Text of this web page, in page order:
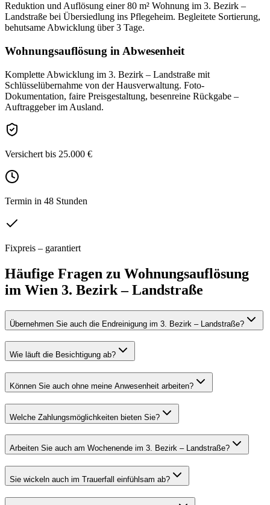
Reduktion und Auflösung einer 80 m² Wohnung im 3. Bezirk –
Landstraße bei Übersiedlung ins Pflegeheim. Begleitete Sortierung,
behutsame Abwicklung über 3 Tage.
Wohnungsauflösung in Abwesenheit
Komplette Abwicklung im 3. Bezirk – Landstraße mit
Schlüsselübernahme von der Hausverwaltung. Foto-
Dokumentation, faire Preisgestaltung, besenreine Rückgabe –
Auftraggeber im Ausland.
Versichert bis 25.000 €
Termin in 48 Stunden
Fixpreis – garantiert
Häufige Fragen zu Wohnungsauflösung
im Wien 3. Bezirk – Landstraße
Übernehmen Sie auch die Endreinigung im 3. Bezirk – Landstraße?
Wie läuft die Besichtigung ab?
Können Sie auch ohne meine Anwesenheit arbeiten?
Welche Zahlungsmöglichkeiten bieten Sie?
Arbeiten Sie auch am Wochenende im 3. Bezirk – Landstraße?
Sie wickeln auch im Trauerfall einfühlsam ab?